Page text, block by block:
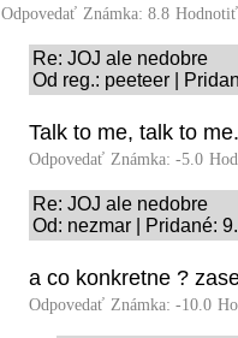
Odpovedať Známka: 8.8
Re: JOJ ale nedobre
Od reg.: peeteer |
Talk to me, talk to me.
Odpovedať Známka: -5.0
Re: JOJ ale nedobre
Od: nezmar | Pridané:
a co konkretne ?
Odpovedať Známka: -10.0